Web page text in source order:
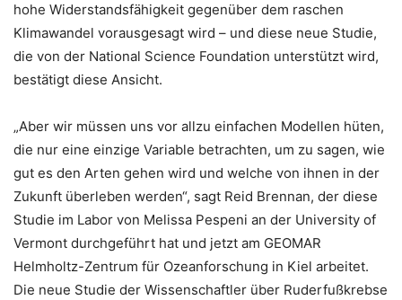
hohe Widerstandsfähigkeit gegenüber dem raschen
Klimawandel vorausgesagt wird – und diese neue Studie,
die von der National Science Foundation unterstützt wird,
bestätigt diese Ansicht.
„Aber wir müssen uns vor allzu einfachen Modellen hüten,
die nur eine einzige Variable betrachten, um zu sagen, wie
gut es den Arten gehen wird und welche von ihnen in der
Zukunft überleben werden“, sagt Reid Brennan, der diese
Studie im Labor von Melissa Pespeni an der University of
Vermont durchgeführt hat und jetzt am GEOMAR
Helmholtz-Zentrum für Ozeanforschung in Kiel arbeitet.
Die neue Studie der Wissenschaftler über Ruderfußkrebse